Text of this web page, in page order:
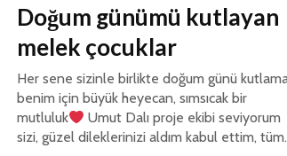
Doğum günümü kutlayan
melek çocuklar
Her sene sizinle birlikte doğum günü
benim için büyük heyecan, sımsıcak bir
mutluluk
Umut Dalı proje ekibi seviyorum
sizi, güzel dileklerinizi aldım kabul ettim,